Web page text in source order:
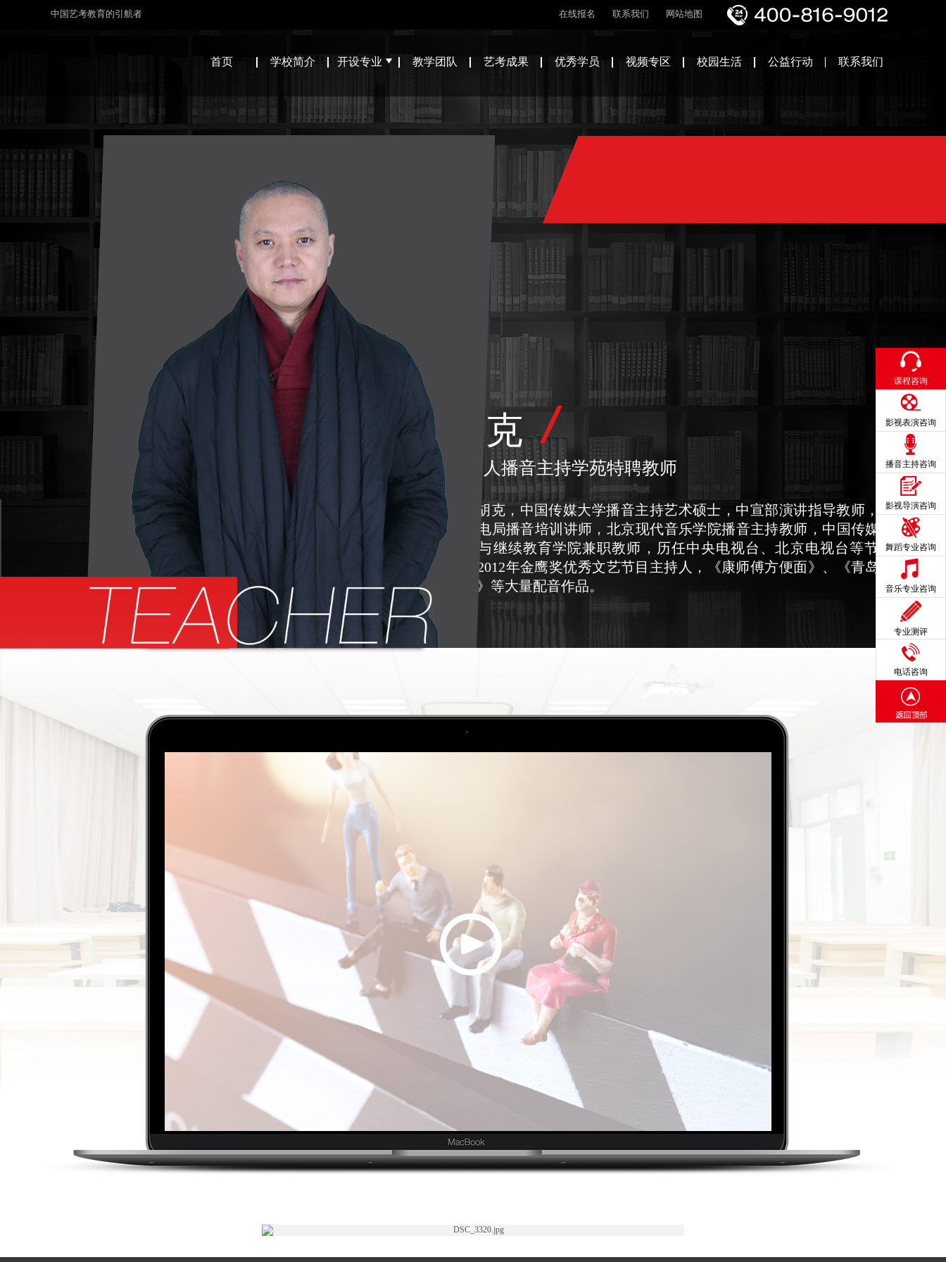
中国艺考教育的引航者 在线报名 联系我们 网站地图
首页 学校简介 开设专业 教学团队 艺考成果 优秀学员 视频专区 校园生活 公益行动 联系我们
胡克
中影人播音主持学苑特聘教师
胡克，中国传媒大学播音主持艺术硕士，中宣部演讲指导教师，河北
省广电局播音培训讲师，北京现代音乐学院播音主持教师，中国传媒大学
远程与继续教育学院兼职教师，历任中央电视台、北京电视台等节目主
持，2012年金鹰奖优秀文艺节目主持人，《康师傅方便面》、《青岛啤酒
广告》等大量配音作品。
课程咨询
影视表演咨询
播音主持咨询
影视导演咨询
舞蹈专业咨询
音乐专业咨询
专业测评
电话咨询